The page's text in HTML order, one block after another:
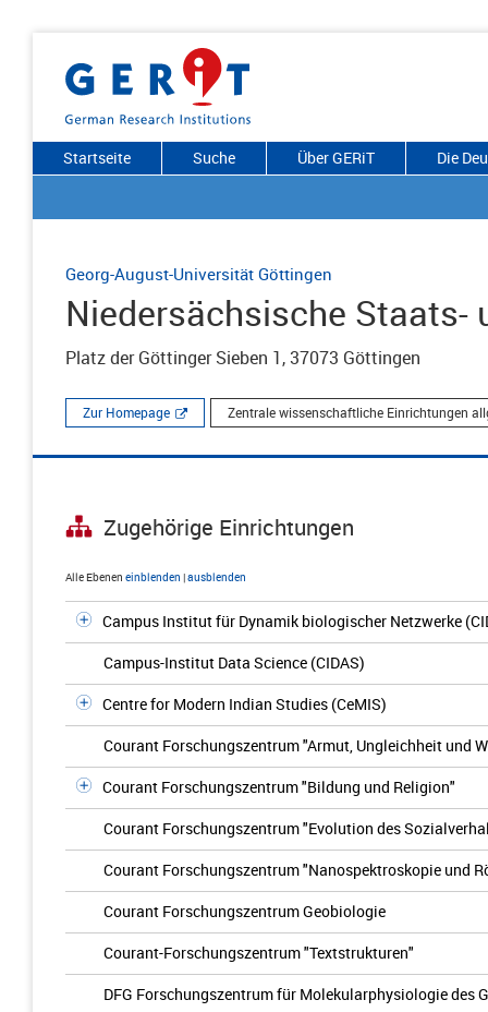
Startseite Suche Über GERiT Die
Georg-August-Universität Göttingen
Niedersächsische
Platz der Göttinger Sieben 1, 37073 Göttingen
Zur Homepage Zentrale wissenschaftliche Einrichtungen
Zugehörige Einrichtungen
Alle Ebenen einblenden |ausblenden
Campus Institut für Dynamik biologischer Netzwerke
Campus-Institut Data Science (CIDAS)
Centre for Modern Indian Studies (CeMIS)
Courant Forschungszentrum "Armut, Ungleichheit und
Courant Forschungszentrum "Bildung und Religion"
Courant Forschungszentrum "Evolution des
Courant Forschungszentrum "Nanospektroskopie und
Courant Forschungszentrum Geobiologie
Courant-Forschungszentrum "Textstrukturen"
DFG Forschungszentrum für Molekularphysiologie des